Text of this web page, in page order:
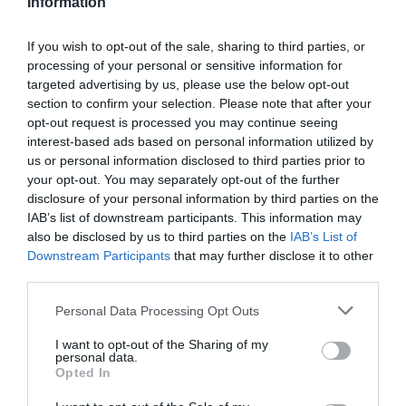
If you wish to opt-out of the sale, sharing to third parties, or
processing of your personal or sensitive information for
targeted advertising by us, please use the below opt-out
section to confirm your selection. Please note that after your
opt-out request is processed you may continue seeing
interest-based ads based on personal information utilized by
us or personal information disclosed to third parties prior to
your opt-out. You may separately opt-out of the further
disclosure of your personal information by third parties on the
IAB’s list of downstream participants. This information may
also be disclosed by us to third parties on the IAB’s List of
Downstream Participants that may further disclose it to other
Personal Data Processing Opt Outs
I want to opt-out of the Sharing of my
personal data.
Opted In
τόλμη και η αγάπη για το δημώδες που συνοδεύουν το
ρομαντικό κίνημα από τα πρώτα του βήματα, γίνονται
ώριμοι, χυμώδεις καρποί ενός όψιμου θέρους.
Αυλή του Ναού του Σωτήρος
Δευτέρα 17 Αυγούστου:Duo Minerva, Johanna
Gossner, Damian Keller
Το Duo Minerva, με την κλαρινετίστα Johanna Gossner
και τον ακορντεονίστα Damian Keller, παρουσιάζει ένα
πρόγραμμα αφιερωμένο στις πολλαπλές εκφάνσεις της
αγάπης, της νοσταλγίας και της μνήμης, μέσα από ένα
συναρπαστικό μουσικό ταξίδι που διασχίζει εποχές,
και τον κινηματογράφο έως τη βιεννέζικη παράδοση
και σύγχρονες δημιουργίες, οι δύο μουσικοί